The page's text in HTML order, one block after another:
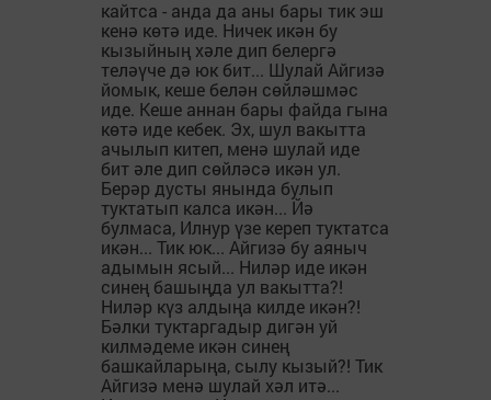
кайтса - анда да аны бары тик эш
кенә көтә иде. Ничек икән бу
кызыйның хәле дип белергә
теләүче дә юк бит... Шулай Айгизә
йомык, кеше белән сөйләшмәс
иде. Кеше аннан бары файда гына
көтә иде кебек. Эх, шул вакытта
ачылып китеп, менә шулай иде
бит әле дип сөйләсә икән ул.
Берәр дусты янында булып
туктатып калса икән... Йә
булмаса, Илнур үзе кереп туктатса
икән... Тик юк... Айгизә бу аяныч
адымын ясый... Ниләр иде икән
синең башыңда ул вакытта?!
Ниләр күз алдыңа килде икән?!
Бәлки туктаргадыр дигән уй
килмәдеме икән синең
башкайларыңа, сылу кызый?! Тик
Айгизә менә шулай хәл итә...